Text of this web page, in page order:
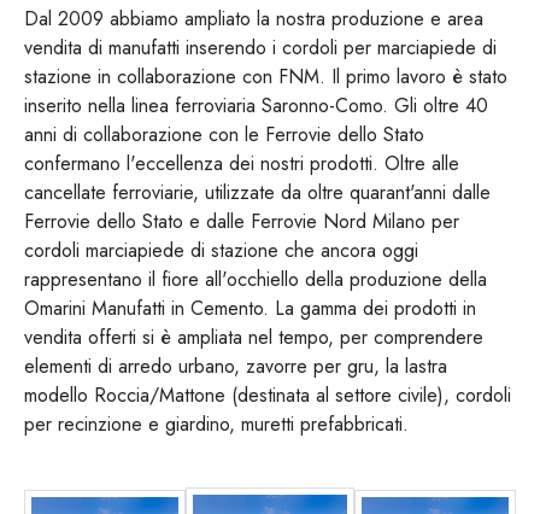
Dal 2009 abbiamo ampliato la nostra produzione e area
vendita di manufatti inserendo i cordoli per marciapiede di
stazione in collaborazione con FNM. Il primo lavoro è stato
inserito nella linea ferroviaria Saronno-Como. Gli oltre 40
anni di collaborazione con le Ferrovie dello Stato
confermano l'eccellenza dei nostri prodotti. Oltre alle
cancellate ferroviarie, utilizzate da oltre quarant'anni dalle
Ferrovie dello Stato e dalle Ferrovie Nord Milano per
cordoli marciapiede di stazione che ancora oggi
rappresentano il fiore all'occhiello della produzione della
Omarini Manufatti in Cemento. La gamma dei prodotti in
vendita offerti si è ampliata nel tempo, per comprendere
elementi di arredo urbano, zavorre per gru, la lastra
modello Roccia/Mattone (destinata al settore civile), cordoli
per recinzione e giardino, muretti prefabbricati.